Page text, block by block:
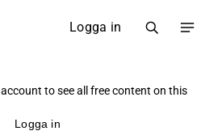
Logga in
to see all free content on this
Logga in